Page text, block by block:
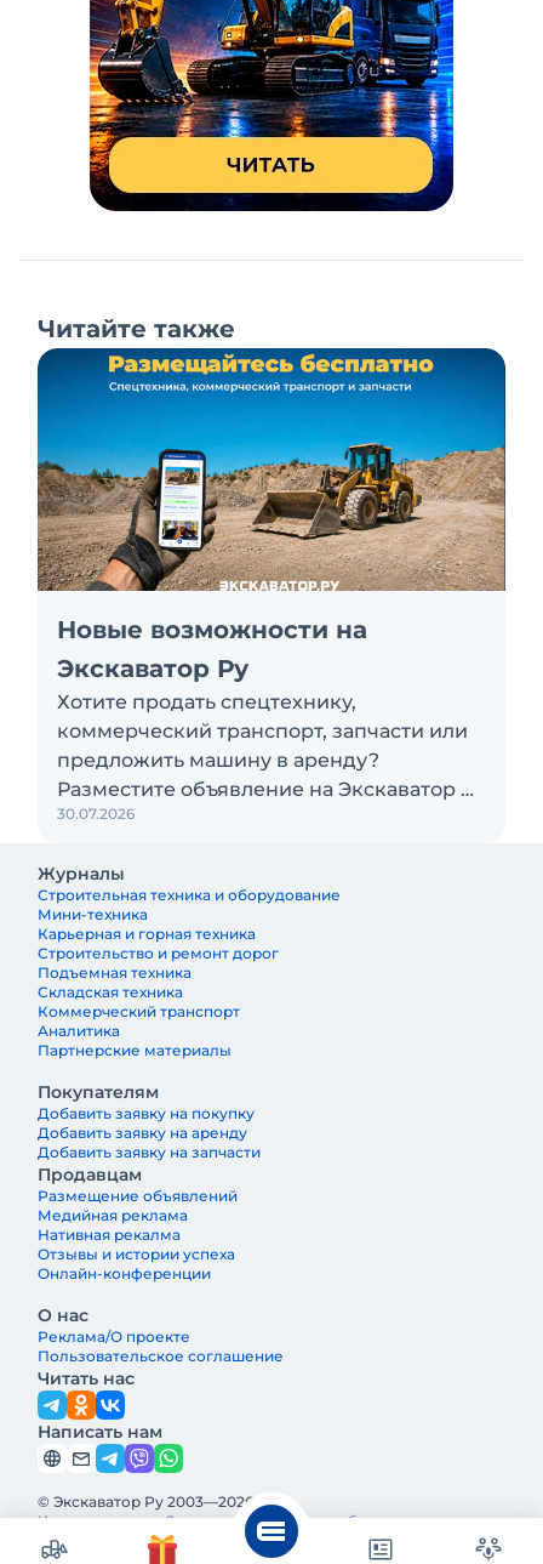
Читайте также
Новые возможности на
Экскаватор Ру
Хотите продать спецтехнику,
коммерческий транспорт, запчасти или
предложить машину в аренду?
Разместите объявление на Экскаватор Ру
бесплатно
30.07.2026
Журналы
Строительная техника и оборудование
Мини-техника
Карьерная и горная техника
Строительство и ремонт дорог
Подъемная техника
Складская техника
Коммерческий транспорт
Аналитика
Партнерские материалы
Покупателям
Добавить заявку на покупку
Добавить заявку на аренду
Добавить заявку на запчасти
Продавцам
Размещение объявлений
Медийная реклама
Нативная рекалма
Отзывы и истории успеха
Онлайн-конференции
О нас
Реклама/О проекте
Пользовательское соглашение
Читать нас
Написать нам
© Экскаватор Ру 2003—2026
Интернет-журнал Строительная техника и оборудование —
ведущее издание о строительной технике и оборудовании в
России. Реклама и информация на Экскаватор.Ру